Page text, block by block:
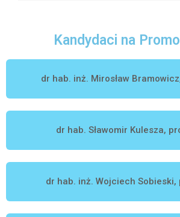
Kandydaci na
dr hab. inż. Mirosław
dr hab. Sławomir Kulesza,
dr hab. inż. Wojciech Sobieski,